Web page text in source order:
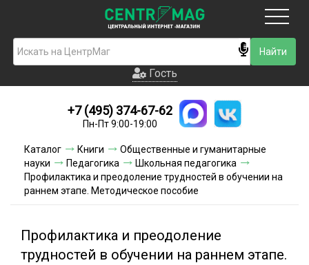
Гость
Новинки
Условия доставки
Условия оплаты
Акции и скидки
Гость
+7 (495) 374-67-62
Пн-Пт 9:00-19:00
Каталог Книги
Общественные и гуманитарные
науки
Педагогика
Школьная педагогика
Профилактика и преодоление трудностей в обучении на
раннем этапе. Методическое пособие
Профилактика и преодоление
трудностей в обучении на раннем этапе.